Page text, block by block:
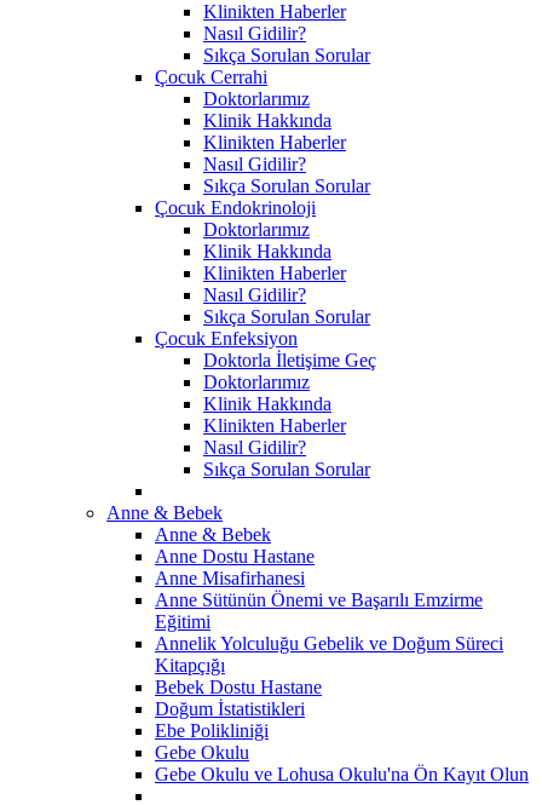
Klinikten Haberler
Nasıl Gidilir?
Sıkça Sorulan Sorular
Çocuk Cerrahi
Doktorlarımız
Klinik Hakkında
Klinikten Haberler
Nasıl Gidilir?
Sıkça Sorulan Sorular
Çocuk Endokrinoloji
Doktorlarımız
Klinik Hakkında
Klinikten Haberler
Nasıl Gidilir?
Sıkça Sorulan Sorular
Çocuk Enfeksiyon
Doktorla İletişime Geç
Doktorlarımız
Klinik Hakkında
Klinikten Haberler
Nasıl Gidilir?
Sıkça Sorulan Sorular
Anne & Bebek
Anne & Bebek
Anne Dostu Hastane
Anne Misafirhanesi
Anne Sütünün Önemi ve Başarılı Emzirme
Eğitimi
Annelik Yolculuğu Gebelik ve Doğum Süreci
Kitapçığı
Bebek Dostu Hastane
Doğum İstatistikleri
Ebe Polikliniği
Gebe Okulu
Gebe Okulu ve Lohusa Okulu'na Ön Kayıt Olun